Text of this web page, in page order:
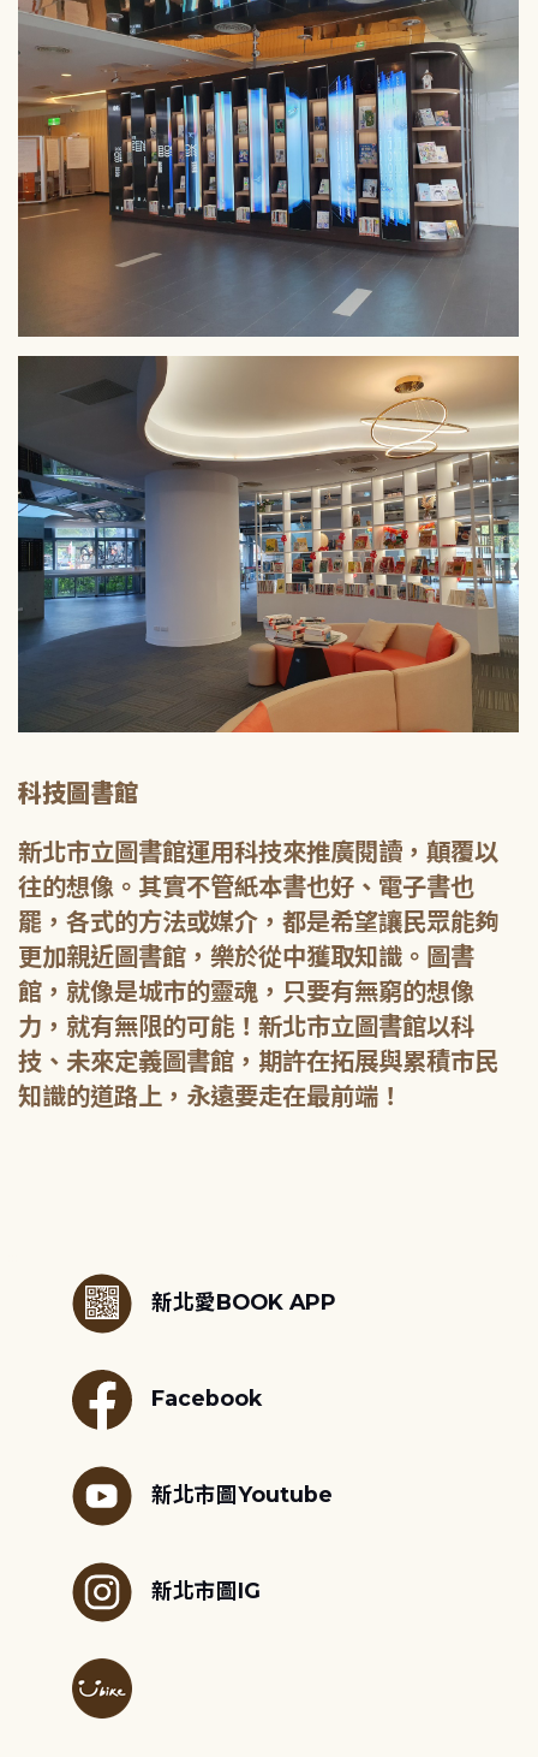
科技圖書館
新北市立圖書館運用科技來推廣閱讀，顛覆以
往的想像。其實不管紙本書也好、電子書也
罷，各式的方法或媒介，都是希望讓民眾能夠
更加親近圖書館，樂於從中獲取知識。圖書
館，就像是城市的靈魂，只要有無窮的想像
力，就有無限的可能！新北市立圖書館以科
技、未來定義圖書館，期許在拓展與累積市民
知識的道路上，永遠要走在最前端！
新北愛BOOK APP
Facebook
新北市圖Youtube
新北市圖IG